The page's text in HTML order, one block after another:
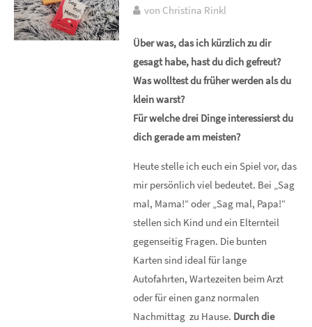
von Christina Rinkl
Über was, das ich kürzlich zu dir
gesagt habe, hast du dich gefreut?
Was wolltest du früher werden als du
klein warst?
Für welche drei Dinge interessierst du
dich gerade am meisten?
Heute stelle ich euch ein Spiel vor, das
mir persönlich viel bedeutet. Bei „Sag
mal, Mama!“ oder „Sag mal, Papa!“
stellen sich Kind und ein Elternteil
gegenseitig Fragen. Die bunten
Karten sind ideal für lange
Autofahrten, Wartezeiten beim Arzt
oder für einen ganz normalen
Nachmittag zu Hause. Durch die